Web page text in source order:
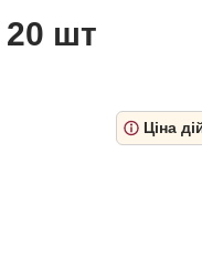
20 шт
Ціна